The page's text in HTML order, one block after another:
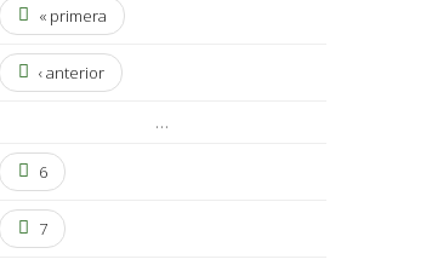
« primera
‹ anterior
…
6
7